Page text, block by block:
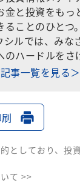
金と投資をも
ることのひとつ
シルでは、み
のハードルをさ
事一覧を見る＞
で送る
としており、投
て >>